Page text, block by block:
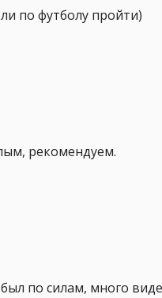
по футболу пройти)
рекомендуем.
по силам, много